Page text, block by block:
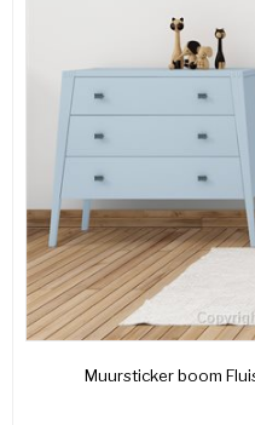
Muursticker boom